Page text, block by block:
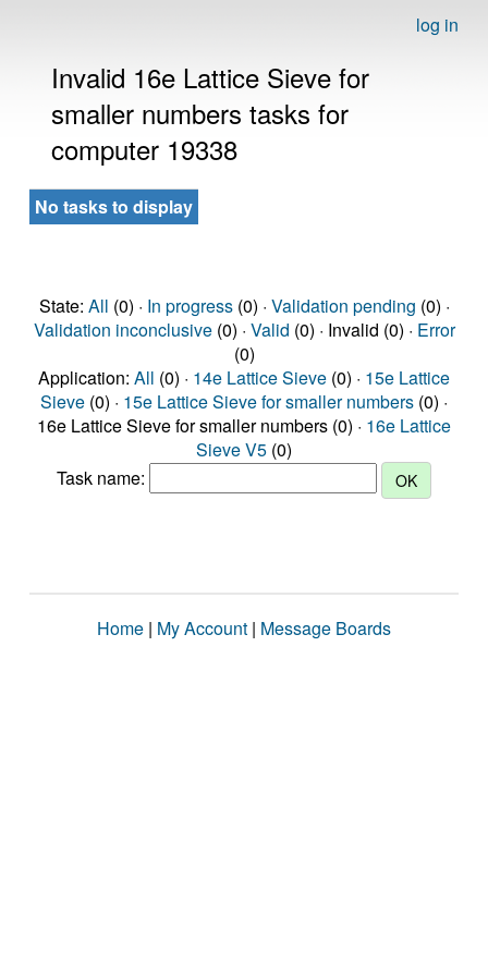
log in
Invalid 16e Lattice Sieve for
smaller numbers tasks for
computer 19338
No tasks to display
State: All (0) · In progress(0) · Validation pending (0) ·
Validation inconclusive(0) · Valid (0) · Invalid (0) · Error
(0)
Application: All (0) · 14e Lattice Sieve (0) · 15e Lattice
Sieve (0) · 15e Lattice Sieve for smaller numbers (0) ·
16e Lattice Sieve for smaller numbers (0) · 16e Lattice
Sieve V5 (0)
Task name:
Home | My Account | Message Boards